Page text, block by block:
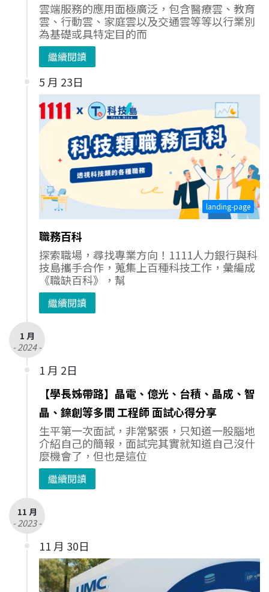
雲端服務的應用面極廣泛，包含醫療雲、教育
雲、行動雲、家庭雲以及交通雲等等以行業別
為基礎或具特定目的而
繼續閱讀
5 月 23日
landing-page
職務百科
探索職場，尋找專業方向！1111人力銀行與科
技島攜手合作，蒐集上百種科技工作，彙編成
《職缺百科》，幫
繼續閱讀
1 月
- 2024 -
1 月 2日
【學長姊帶路】晶電、億光、台積、晶成、智
晶、錼創等多間 工程師 面試心得分享
生平第一次面試，非常緊張，只知道一股腦地
介紹自己的簡報，面試完其實就知道自己沒什
麼機會了，但也是這位
繼續閱讀
11 月
- 2023 -
11 月 30日